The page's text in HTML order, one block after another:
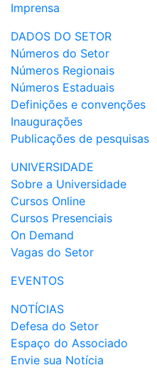
Imprensa
DADOS DO SETOR
Números do Setor
Números Regionais
Números Estaduais
Definições e convenções
Inaugurações
Publicações de pesquisas
UNIVERSIDADE
Sobre a Universidade
Cursos Online
Cursos Presenciais
On Demand
Vagas do Setor
EVENTOS
NOTÍCIAS
Defesa do Setor
Espaço do Associado
Envie sua Notícia